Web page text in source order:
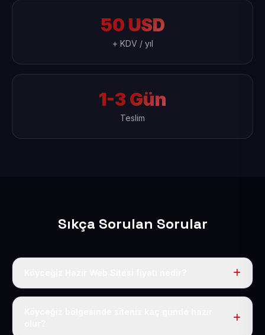
50 USD
+ KDV / yıl
1-3 Gün
Teslim
Sıkça Sorulan Sorular
Tek fiyat uygulanır: yıllık 50 USD + KDV. Bu bedele alan